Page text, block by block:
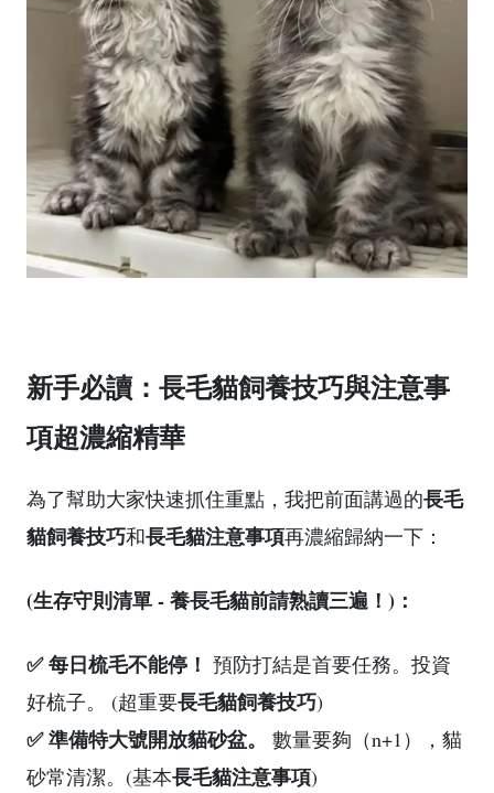
新手必讀：長毛貓飼養技巧與注意事
項超濃縮精華
為了幫助大家快速抓住重點，我把前面講過的長毛
貓飼養技巧和長毛貓注意事項再濃縮歸納一下：
(生存守則清單 - 養長毛貓前請熟讀三遍！)：
✅ 每日梳毛不能停！ 預防打結是首要任務。投資
好梳子。 (超重要長毛貓飼養技巧)
✅ 準備特大號開放貓砂盆。
數量要夠（n+1），貓
砂常清潔。(基本長毛貓注意事項)